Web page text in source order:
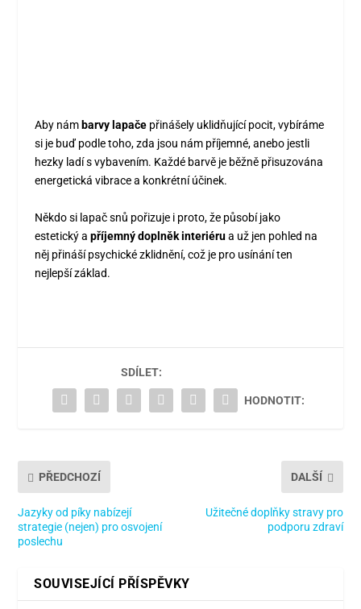
Aby nám barvy lapačepřinášely uklidňující pocit, vybíráme
si je buď podle toho, zda jsou nám příjemné, anebo jestli
hezky ladí s vybavením. Každé barvě je běžně přisuzována
energetická vibrace a konkrétní účinek.
Někdo si lapač snů pořizuje i proto, že působí jako
estetický a příjemný doplněk interiérua už jen pohled na
něj přináší psychické zklidnění, což je pro usínání ten
nejlepší základ.
SDÍLET:
HODNOTIT:
PŘEDCHOZÍ
Jazyky od píky nabízejí
strategie (nejen) pro osvojení
poslechu
DALŠÍ
Užitečné doplňky stravy pro
podporu zdraví
SOUVISEJÍCÍ PŘÍSPĚVKY